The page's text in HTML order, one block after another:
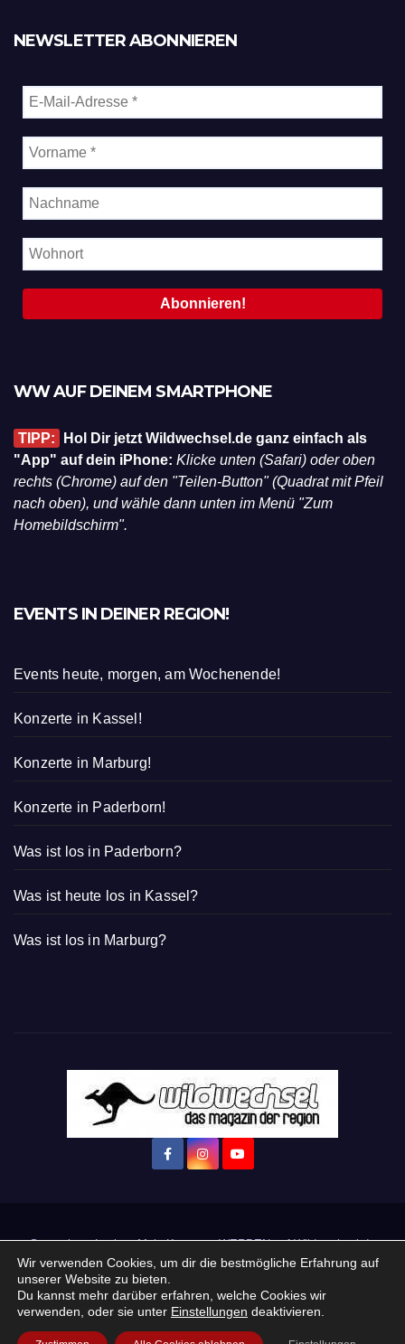
NEWSLETTER ABONNIEREN
WW AUF DEINEM SMARTPHONE
TIPP:
Hol Dir jetzt Wildwechsel.de ganz einfach als
"App" auf dein iPhone: Klicke unten (Safari) oder oben
rechts (Chrome) auf den "Teilen-Button" (Quadrat mit Pfeil
nach oben), und wähle dann unten im Menü "Zum
Homebildschirm".
EVENTS IN DEINER REGION!
Events heute, morgen, am Wochenende!
Konzerte in Kassel!
Konzerte in Marburg!
Konzerte in Paderborn!
Was ist los in Paderborn?
Was ist heute los in Kassel?
Was ist los in Marburg?
Startseite Login Mein Konto · WERBEN auf Wildwechsel.de
+ Neue Veranstaltung eintragen:
Impressum / Datenschutzerklärung Praktikum, Ausbildung & Jobs
Wir verwenden Cookies, um dir die bestmögliche Erfahrung auf
unserer Website zu bieten.
Du kannst mehr darüber erfahren, welche Cookies wir
verwenden, oder sie unter Einstellungen deaktivieren.